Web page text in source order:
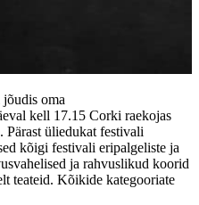
oma
kell 17.15 Corki raekojas
üliedukat festivali
kõigi festivali eripalgeliste ja
ja rahvuslikud koorid
teateid. Kõikide kategooriate